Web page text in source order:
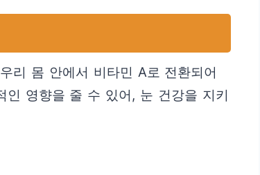
리 몸 안에서 비타민 A로 전환되어
영향을 줄 수 있어, 눈 건강을 지키